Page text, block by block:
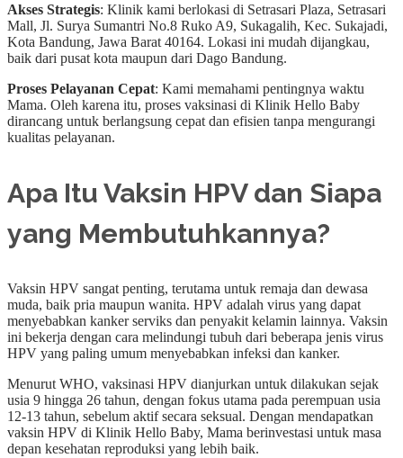
Akses Strategis: Klinik kami berlokasi di Setrasari Plaza, Setrasari
Mall, Jl. Surya Sumantri No.8 Ruko A9, Sukagalih, Kec. Sukajadi,
Kota Bandung, Jawa Barat 40164. Lokasi ini mudah dijangkau,
baik dari pusat kota maupun dari Dago Bandung.
Proses Pelayanan Cepat: Kami memahami pentingnya waktu
Mama. Oleh karena itu, proses vaksinasi di Klinik Hello Baby
dirancang untuk berlangsung cepat dan efisien tanpa mengurangi
kualitas pelayanan.
Apa Itu Vaksin HPV dan Siapa
yang Membutuhkannya?
Vaksin HPV sangat penting, terutama untuk remaja dan dewasa
muda, baik pria maupun wanita. HPV adalah virus yang dapat
menyebabkan kanker serviks dan penyakit kelamin lainnya. Vaksin
ini bekerja dengan cara melindungi tubuh dari beberapa jenis virus
HPV yang paling umum menyebabkan infeksi dan kanker.
Menurut WHO, vaksinasi HPV dianjurkan untuk dilakukan sejak
usia 9 hingga 26 tahun, dengan fokus utama pada perempuan usia
12-13 tahun, sebelum aktif secara seksual. Dengan mendapatkan
vaksin HPV di Klinik Hello Baby, Mama berinvestasi untuk masa
depan kesehatan reproduksi yang lebih baik.